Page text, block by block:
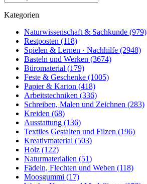
Kategorien
Naturwissenschaft & Sachkunde (979)
Restposten (118)
Spielen & Lernen · Nachhilfe (2948)
Basteln und Werken (3674)
Büromaterial (179)
Feste & Geschenke (1005)
Papier & Karton (418)
Arbeitstechniken (336)
Schreiben, Malen und Zeichnen (283)
Kreiden (68)
Ausstattung (136)
Textiles Gestalten und Filzen (196)
Kreativmaterial (503)
Holz (122)
Naturmaterialien (51)
Fädeln, Flechten und Weben (118)
Moosgummi (17)